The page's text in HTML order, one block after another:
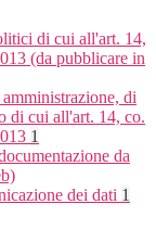
di cui all'art. 14,
(da pubblicare in
di
di cui all'art. 14, co.
1
da
dei dati 1